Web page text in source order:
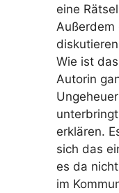
eine
Wie ist
Autorin
erklären.
sich das
es da
im